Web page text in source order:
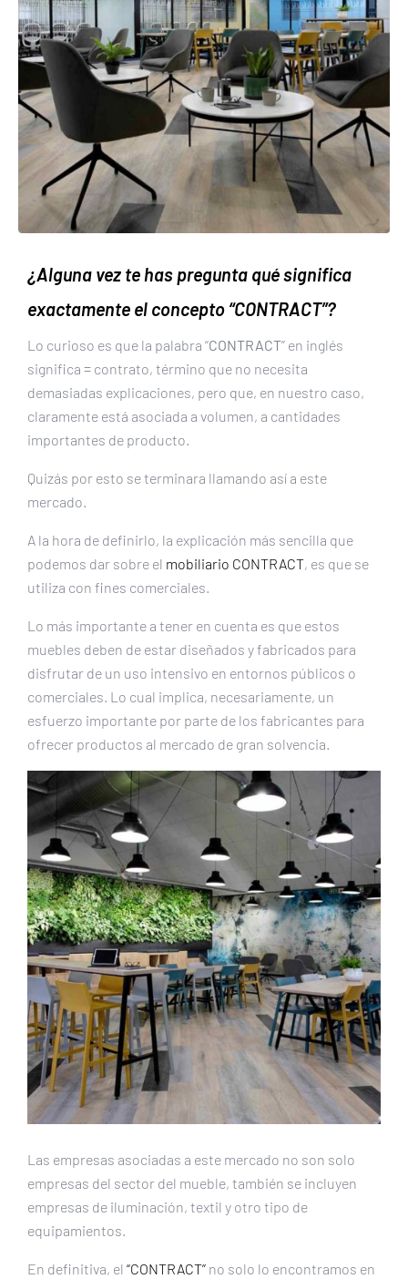
¿Alguna vez te has pregunta qué significa
exactamente el concepto “CONTRACT”?
Lo curioso es que la palabra “CONTRACT” en inglés
significa = contrato, término que no necesita
demasiadas explicaciones, pero que, en nuestro caso,
claramente está asociada a volumen, a cantidades
importantes de producto.
Quizás por esto se terminara llamando así a este
mercado.
A la hora de definirlo, la explicación más sencilla que
podemos dar sobre el mobiliario CONTRACT, es que se
utiliza con fines comerciales.
Lo más importante a tener en cuenta es que estos
muebles deben de estar diseñados y fabricados para
disfrutar de un uso intensivo en entornos públicos o
comerciales. Lo cual implica, necesariamente, un
esfuerzo importante por parte de los fabricantes para
ofrecer productos al mercado de gran solvencia.
Las empresas asociadas a este mercado no son solo
empresas del sector del mueble, también se incluyen
empresas de iluminación, textil y otro tipo de
equipamientos.
En definitiva, el “CONTRACT” no solo lo encontramos en